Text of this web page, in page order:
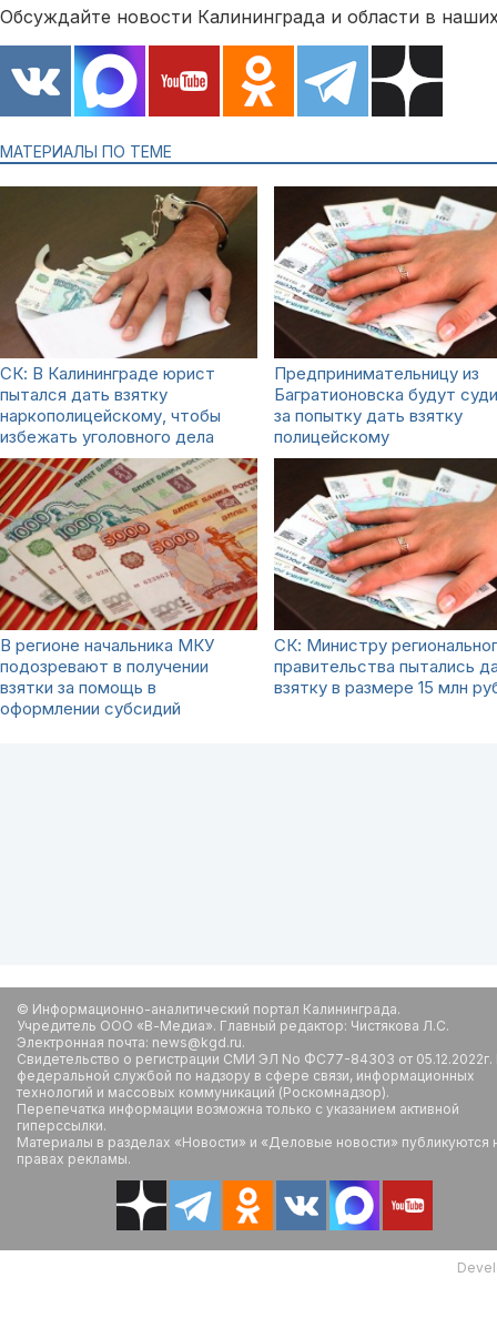
Обсуждайте новости Калининграда и области в
МАТЕРИАЛЫ ПО ТЕМЕ
СК: В Калининграде юрист
пытался дать взятку
наркополицейскому, чтобы
избежать уголовного дела
Предпринимательницу из
Багратионовска будут
за попытку дать взятку
полицейскому
В регионе начальника МКУ
подозревают в получении
взятки за помощь в
оформлении субсидий
СК: Министру
правительства пытались
взятку в размере 15 млн
© Информационно-аналитический портал Калининграда.
Учредитель ООО «В-Медиа». Главный редактор: Чистякова Л.С.
Электронная почта: news@kgd.ru.
Свидетельство о регистрации СМИ ЭЛ No ФС77-84303 от
федеральной службой по надзору в сфере связи, информационных
технологий и массовых коммуникаций (Роскомнадзор).
Перепечатка информации возможна только с указанием активной
гиперссылки.
Материалы в разделах «Новости» и «Деловые новости» публикуются
правах рекламы.